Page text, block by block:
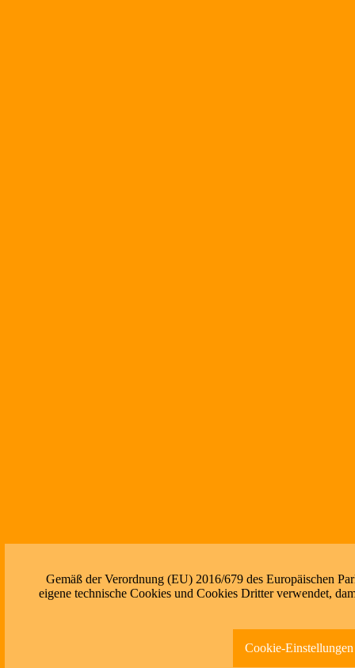
Gemäß der Verordnung (EU) 2016/679 des Europäischen
eigene technische Cookies und Cookies Dritter verwendet,
Cookie-Einstellungen